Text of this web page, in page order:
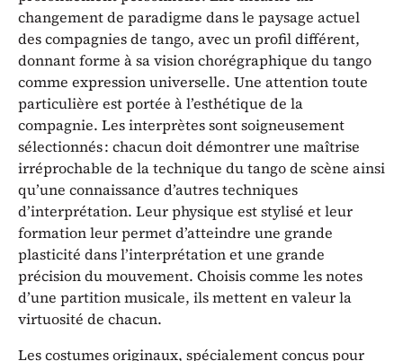
changement de paradigme dans le paysage actuel
des compagnies de tango, avec un profil différent,
donnant forme à sa vision chorégraphique du tango
comme expression universelle. Une attention toute
particulière est portée à l’esthétique de la
compagnie. Les interprètes sont soigneusement
sélectionnés : chacun doit démontrer une maîtrise
irréprochable de la technique du tango de scène ainsi
qu’une connaissance d’autres techniques
d’interprétation. Leur physique est stylisé et leur
formation leur permet d’atteindre une grande
plasticité dans l’interprétation et une grande
précision du mouvement. Choisis comme les notes
d’une partition musicale, ils mettent en valeur la
virtuosité de chacun.
Les costumes originaux, spécialement conçus pour